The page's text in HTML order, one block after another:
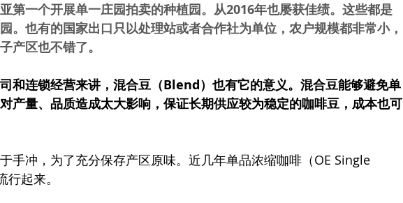
第一个开展单一庄园拍卖的种植园。从2016年也屡获佳绩。这些都是
。也有的国家出口只以处理站或者合作社为单位，农户规模都非常小，
产区也不错了。
和连锁经营来讲，混合豆（Blend）也有它的意义。混合豆能够避免单
产量、品质造成太大影响，保证长期供应较为稳定的咖啡豆，成本也可
手冲，为了充分保存产区原味。近几年单品浓缩咖啡（OE Single
起来。